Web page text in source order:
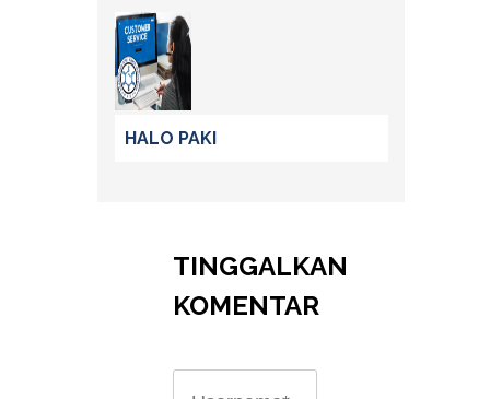
HALO PAKI
TINGGALKAN
KOMENTAR